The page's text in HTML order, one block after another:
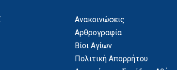
Ανακοινώσεις
Αρθρογραφία
Βίοι Αγίων
Πολιτική Απορρήτου